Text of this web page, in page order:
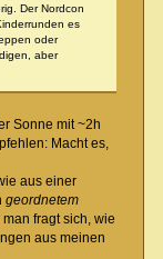
Der Nordcon
es
oder
aber
Sonne mit ~2h
Macht es,
aus einer
geordnetem
fragt sich, wie
aus meinen